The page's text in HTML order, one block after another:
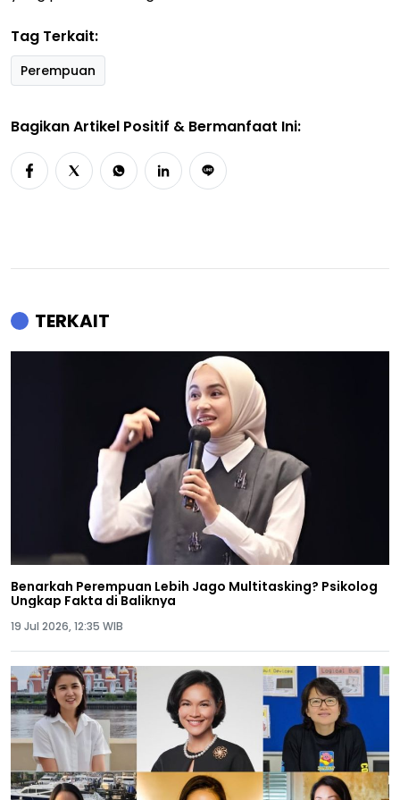
Tag Terkait:
Perempuan
Bagikan Artikel Positif & Bermanfaat Ini:
TERKAIT
Benarkah Perempuan Lebih Jago Multitasking? Psikolog
Ungkap Fakta di Baliknya
19 Jul 2026, 12:35 WIB